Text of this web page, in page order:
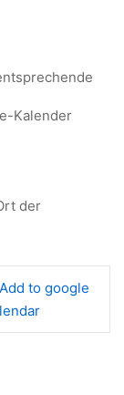
Kalender
der